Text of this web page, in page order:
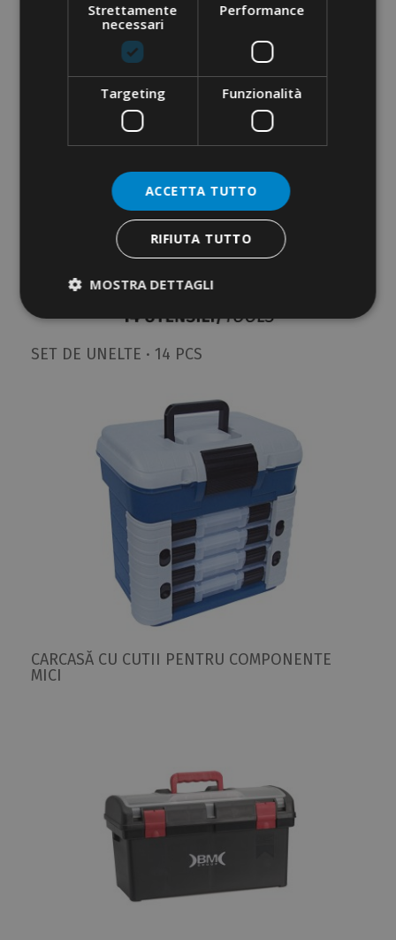
SET DE UNELTE · 29 PCS
SET DE UNELTE · 14 PCS
CARCASĂ CU CUTII PENTRU COMPONENTE
MICI
Strettamente
necessari
Performance
Targeting Funzionalità
ACCETTA TUTTO
RIFIUTA TUTTO
MOSTRA DETTAGLI